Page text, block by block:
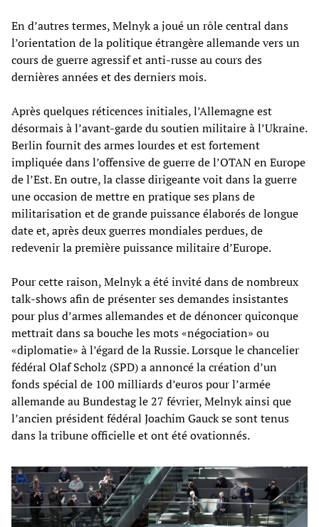
En d’autres termes, Melnyk a joué un rôle central dans
l’orientation de la politique étrangère allemande vers un
cours de guerre agressif et anti-russe au cours des
dernières années et des derniers mois.
Après quelques réticences initiales, l’Allemagne est
désormais à l’avant-garde du soutien militaire à l’Ukraine.
Berlin fournit des armes lourdes et est fortement
impliquée dans l’offensive de guerre de l’OTAN en Europe
de l’Est. En outre, la classe dirigeante voit dans la guerre
une occasion de mettre en pratique ses plans de
militarisation et de grande puissance élaborés de longue
date et, après deux guerres mondiales perdues, de
redevenir la première puissance militaire d’Europe.
Pour cette raison, Melnyk a été invité dans de nombreux
talk-shows afin de présenter ses demandes insistantes
pour plus d’armes allemandes et de dénoncer quiconque
mettrait dans sa bouche les mots «négociation» ou
«diplomatie» à l’égard de la Russie. Lorsque le chancelier
fédéral Olaf Scholz (SPD) a annoncé la création d’un
fonds spécial de 100 milliards d’euros pour l’armée
allemande au Bundestag le 27 février, Melnyk ainsi que
l’ancien président fédéral Joachim Gauck se sont tenus
dans la tribune officielle et ont été ovationnés.